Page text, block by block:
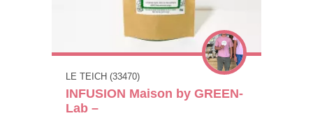
LE TEICH (33470)
INFUSION Maison by GREEN-
Lab –